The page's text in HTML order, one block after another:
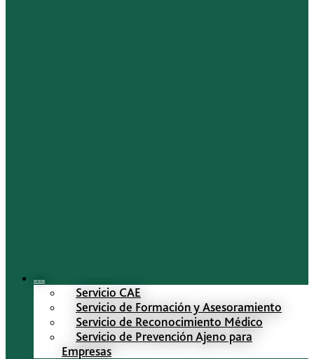
Servicios
Servicio CAE
Servicio de Formación y Asesoramiento
Servicio de Reconocimiento Médico
Servicio de Prevención Ajeno para
Empresas